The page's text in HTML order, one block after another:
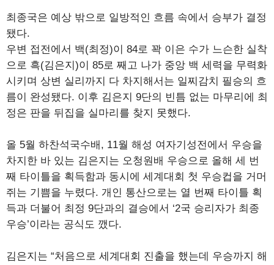
최종국은 예상 밖으로 일방적인 흐름 속에서 승부가 결정
됐다.
우변 접전에서 백(최정)이 84로 꽉 이은 수가 느슨한 실착
으로 흑(김은지)이 85로 째고 나가 중앙 백 세력을 무력화
시키며 상변 실리까지 다 차지해서는 일찌감치 필승의 흐
름이 완성됐다. 이후 김은지 9단의 빈틈 없는 마무리에 최
정은 판을 뒤집을 실마리를 찾지 못했다.
올 5월 하찬석국수배, 11월 해성 여자기성전에서 우승을
차지한 바 있는 김은지는 오청원배 우승으로 올해 세 번
째 타이틀을 획득함과 동시에 세계대회 첫 우승컵을 거머
쥐는 기쁨을 누렸다. 개인 통산으로는 열 번째 타이틀 획
득과 더불어 최정 9단과의 결승에서 ‘2국 승리자가 최종
우승’이라는 공식도 깼다.
김은지는 “처음으로 세계대회 진출을 했는데 우승까지 해